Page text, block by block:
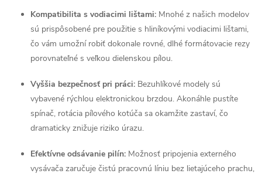
Kompatibilita s vodiacimi lištami: Mnohé z našich modelov
sú prispôsobené pre použitie s hliníkovými vodiacimi lištami,
čo vám umožní robiť dokonale rovné, dlhé formátovacie rezy
porovnateľné s veľkou dielenskou pílou.
Vyššia bezpečnosť pri práci: Bezuhlíkové modely sú
vybavené rýchlou elektronickou brzdou. Akonáhle pustíte
spínač, rotácia pílového kotúča sa okamžite zastaví, čo
dramaticky znižuje riziko úrazu.
Efektívne odsávanie pilín: Možnosť pripojenia externého
vysávača zaručuje čistú pracovnú líniu bez lietajúceho prachu,